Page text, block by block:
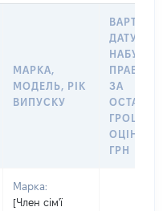
МАРКА,
МОДЕЛЬ, РІК
ВИПУСКУ
ВАРТІСТЬ
ДАТУ
НАБУТТЯ
ПРАВА
ЗА
ОЦІНКОЮ,
ГРН
Марка:
[Член сім'ї